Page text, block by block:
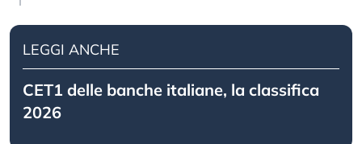
LEGGI ANCHE
CET1 delle banche italiane, la classifica
2026